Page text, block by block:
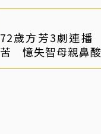
72歲方芳3劇連
苦 憶失智母親鼻酸